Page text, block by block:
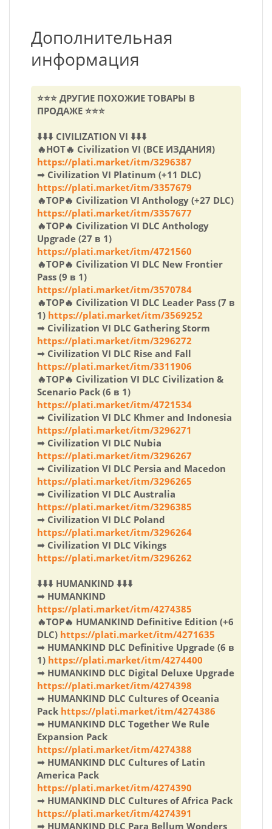
Дополнительная
информация
⭐⭐⭐ ДРУГИЕ ПОХОЖИЕ ТОВАРЫ В
ПРОДАЖЕ ⭐⭐⭐
⬇️⬇️⬇️ CIVILIZATION VI ⬇️⬇️⬇️
🔥HOT🔥 Civilization VI (ВСЕ ИЗДАНИЯ)
https://plati.market/itm/3296387
➟ Civilization VI Platinum (+11 DLC)
https://plati.market/itm/3357679
🔥TOP🔥 Civilization VI Anthology (+27 DLC)
https://plati.market/itm/3357677
🔥TOP🔥 Civilization VI DLC Anthology
Upgrade (27 в 1)
https://plati.market/itm/4721560
🔥TOP🔥 Civilization VI DLC New Frontier
Pass (9 в 1)
https://plati.market/itm/3570784
🔥TOP🔥 Civilization VI DLC Leader Pass (7 в
1) https://plati.market/itm/3569252
➟ Civilization VI DLC Gathering Storm
https://plati.market/itm/3296272
➟ Civilization VI DLC Rise and Fall
https://plati.market/itm/3311906
🔥TOP🔥 Civilization VI DLC Civilization &
Scenario Pack (6 в 1)
https://plati.market/itm/4721534
➟ Civilization VI DLC Khmer and Indonesia
https://plati.market/itm/3296271
➟ Civilization VI DLC Nubia
https://plati.market/itm/3296267
➟ Civilization VI DLC Persia and Macedon
https://plati.market/itm/3296265
➟ Civilization VI DLC Australia
https://plati.market/itm/3296385
➟ Civilization VI DLC Poland
https://plati.market/itm/3296264
➟ Civilization VI DLC Vikings
https://plati.market/itm/3296262
⬇️⬇️⬇️ HUMANKIND ⬇️⬇️⬇️
➟ HUMANKIND
https://plati.market/itm/4274385
🔥TOP🔥 HUMANKIND Definitive Edition (+6
DLC) https://plati.market/itm/4271635
➟ HUMANKIND DLC Definitive Upgrade (6 в
1) https://plati.market/itm/4274400
➟ HUMANKIND DLC Digital Deluxe Upgrade
https://plati.market/itm/4274398
➟ HUMANKIND DLC Cultures of Oceania
Pack https://plati.market/itm/4274386
➟ HUMANKIND DLC Together We Rule
Expansion Pack
https://plati.market/itm/4274388
➟ HUMANKIND DLC Cultures of Latin
America Pack
https://plati.market/itm/4274390
➟ HUMANKIND DLC Cultures of Africa Pack
https://plati.market/itm/4274391
➟ HUMANKIND DLC Para Bellum Wonders